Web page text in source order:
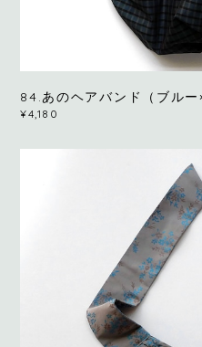
84.あのヘアバンド（ブルー
¥4,180